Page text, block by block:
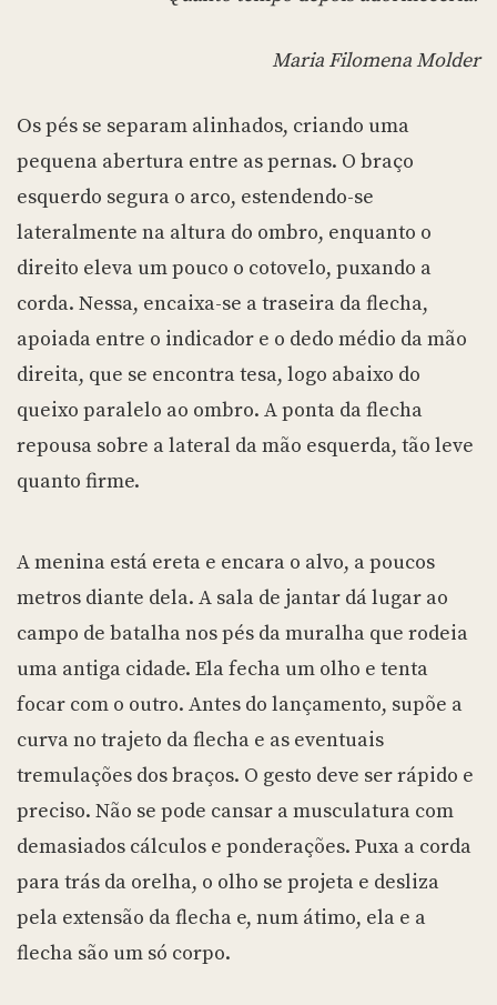
Maria Filomena Molder
Os pés se separam alinhados, criando uma
pequena abertura entre as pernas. O braço
esquerdo segura o arco, estendendo-se
lateralmente na altura do ombro, enquanto o
direito eleva um pouco o cotovelo, puxando a
corda. Nessa, encaixa-se a traseira da flecha,
apoiada entre o indicador e o dedo médio da mão
direita, que se encontra tesa, logo abaixo do
queixo paralelo ao ombro. A ponta da flecha
repousa sobre a lateral da mão esquerda, tão leve
quanto firme.
A menina está ereta e encara o alvo, a poucos
metros diante dela. A sala de jantar dá lugar ao
campo de batalha nos pés da muralha que rodeia
uma antiga cidade. Ela fecha um olho e tenta
focar com o outro. Antes do lançamento, supõe a
curva no trajeto da flecha e as eventuais
tremulações dos braços. O gesto deve ser rápido e
preciso. Não se pode cansar a musculatura com
demasiados cálculos e ponderações. Puxa a corda
para trás da orelha, o olho se projeta e desliza
pela extensão da flecha e, num átimo, ela e a
flecha são um só corpo.